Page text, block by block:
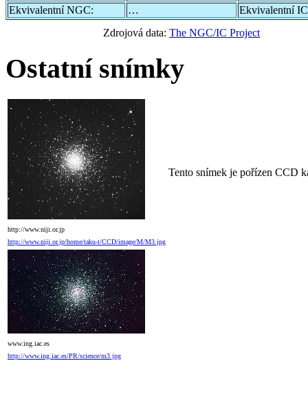
Ekvivalentní NGC:
…
Ekvivalentní
Zdrojová data: The NGC/IC Project
Ostatní snímky
http://www.niji.or.jp
http://www.niji.or.jp/home/taku-t/CCD/image/M/M3.jpg
Tento snímek je pořízen CCD
www.ing.iac.es
http://www.ing.iac.es/PR/science/m3.jpg